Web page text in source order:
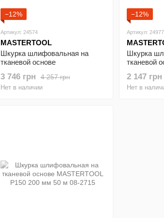
−12%
Артикул: 24574
MASTERTOOL
Шкурка шлифовальная на
тканевой основе
м 08-2712
4 257 грн
3 746 грн
Нет в наличии
−12%
Артикул: 24977
Шкурка
тканевой
м 08-2706
2 147 грн
Нет в